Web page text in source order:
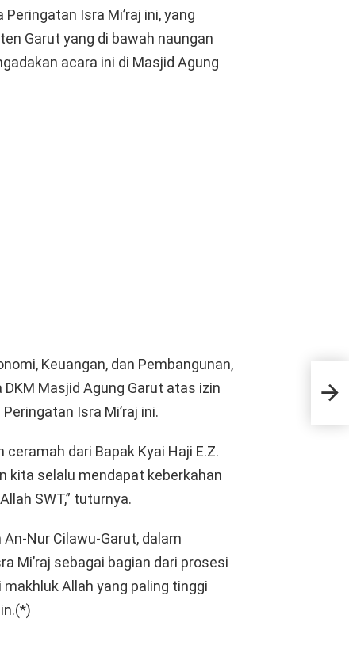
Isra Mi’raj ini, yang
Garut yang di bawah naungan
acara ini di Masjid Agung
Keuangan, dan Pembangunan,
Masjid Agung Garut atas izin
Isra Mi’raj ini.
dari Bapak Kyai Haji E.Z.
kita selalu mendapat keberkahan
SWT,” tuturnya.
Nur Cilawu-Garut, dalam
Mi’raj sebagai bagian dari prosesi
Allah yang paling tinggi